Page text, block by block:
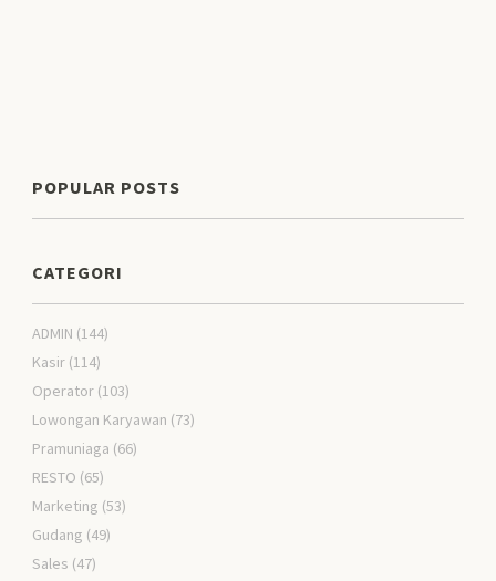
POPULAR POSTS
CATEGORI
ADMIN (144)
Kasir (114)
Operator (103)
Lowongan Karyawan (73)
Pramuniaga (66)
RESTO (65)
Marketing (53)
Gudang (49)
Sales (47)